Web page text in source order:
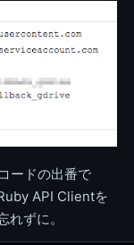
ードの出番で
API Clientを
ずに。